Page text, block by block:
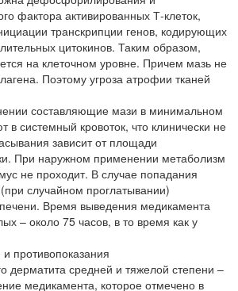
фактора активированных Т-клеток,
транскрипции генов, кодирующих
цитокинов. Таким образом,
на клеточном уровне. Причем мазь не
Поэтому угроза атрофии тканей
составляющие мази в минимальном
в системный кровоток, что клинически не
зависит от площади
При наружном применении метаболизм
не проходит. В случае попадания
случайном проглатывании)
Время выведения медикамента
– около 75 часов, в то время как у
противопоказания
дерматита средней и тяжелой степени –
медикамента, которое отмечено в